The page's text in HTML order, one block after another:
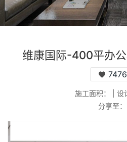
维康国际-400平办
7476
施工面积：
设
分享至：